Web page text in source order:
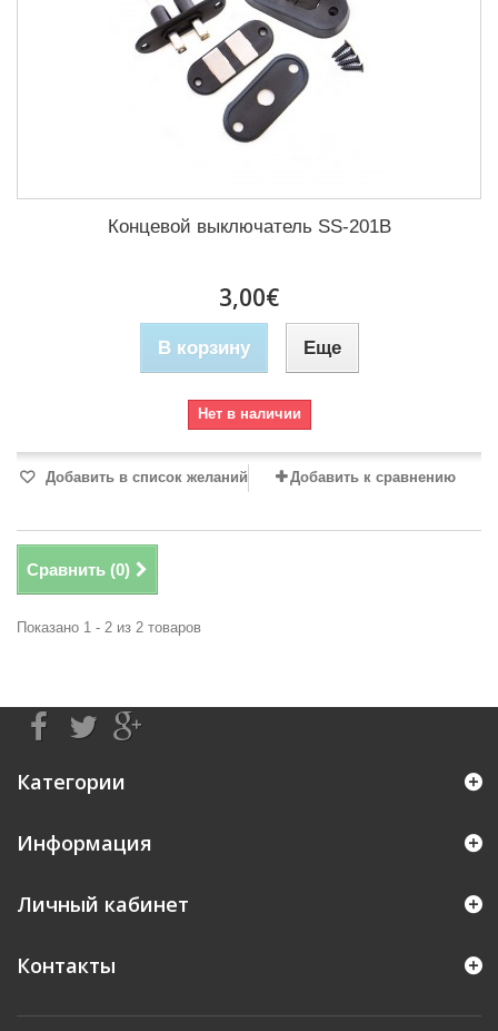
Концевой выключатель SS-201B
3,00€
В корзину Еще
Нет в наличии
Добавить в список желаний Добавить к сравнению
Сравнить (0)
Показано 1 - 2 из 2 товаров
Категории
Информация
Личный кабинет
Контакты